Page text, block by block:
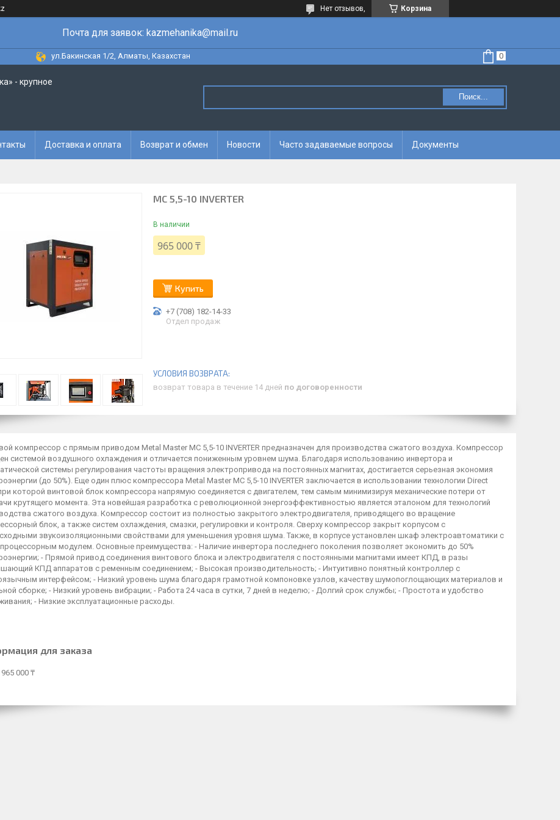
Корзина
Нет отзывов,
Почта для заявок: kazmehanika@mail.ru
ул.Бакинская 1/2, Алматы, Казахстан
- крупное
Поиск...
Доставка и оплата Возврат и обмен Новости Часто задаваемые вопросы Документы
MC 5,5-10 INVERTER
В наличии
965 000 ₸
Купить
+7 (708) 182-14-33
Отдел продаж
возврат товара в течение 14 дней по договоренности
компрессор с прямым приводом Metal Master MC 5,5-10 INVERTER предназначен для производства сжатого воздуха. Компрессор
системой воздушного охлаждения и отличается пониженным уровнем шума. Благодаря использованию инвертора и
системы регулирования частоты вращения электропривода на постоянных магнитах, достигается серьезная экономия
(до 50%). Еще один плюс компрессора Metal Master MC 5,5-10 INVERTER заключается в использовании технологии Direct
которой винтовой блок компрессора напрямую соединяется с двигателем, тем самым минимизируя механические потери от
крутящего момента. Эта новейшая разработка с революционной энергоэффективностью является эталоном для технологий
сжатого воздуха. Компрессор состоит из полностью закрытого электродвигателя, приводящего во вращение
блок, а также систем охлаждения, смазки, регулировки и контроля. Сверху компрессор закрыт корпусом с
звукоизоляционными свойствами для уменьшения уровня шума. Также, в корпусе установлен шкаф электроавтоматики с
модулем. Основные преимущества: - Наличие инвертора последнего поколения позволяет экономить до 50%
- Прямой привод соединения винтового блока и электродвигателя с постоянными магнитами имеет КПД, в разы
КПД аппаратов с ременным соединением; - Высокая производительность; - Интуитивно понятный контроллер с
интерфейсом; - Низкий уровень шума благодаря грамотной компоновке узлов, качеству шумопоглощающих материалов и
сборке; - Низкий уровень вибрации; - Работа 24 часа в сутки, 7 дней в неделю; - Долгий срок службы; - Простота и удобство
- Низкие эксплуатационные расходы.
для заказа
965 000 ₸